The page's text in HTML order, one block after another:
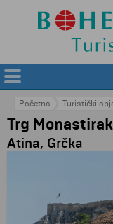
Početna Turistički
Trg
Atina, Grčka